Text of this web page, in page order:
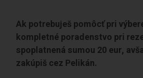
Ak potrebuješ pomôcť pri
kompletné poradenstvo pri
spoplatnená sumou 20 eur,
zakúpiš cez Pelikán.